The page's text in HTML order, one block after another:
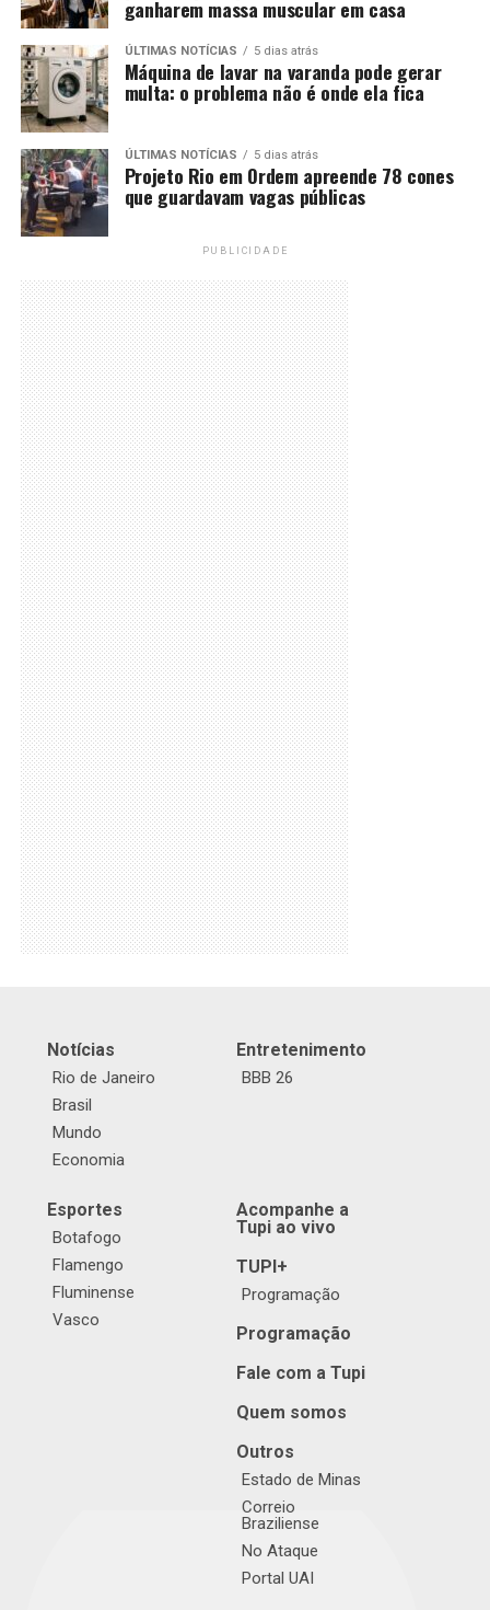
ganharem massa muscular em casa
ÚLTIMAS NOTÍCIAS 5 dias atrás
Máquina de lavar na varanda pode gerar
multa: o problema não é onde ela fica
ÚLTIMAS NOTÍCIAS 5 dias atrás
Projeto Rio em Ordem apreende 78 cones
que guardavam vagas públicas
PUBLICIDADE
Notícias
Rio de Janeiro
Brasil
Mundo
Economia
Entretenimento
BBB 26
Esportes
Botafogo
Flamengo
Fluminense
Vasco
Acompanhe a
Tupi ao vivo
TUPI+
Programação
Programação
Fale com a Tupi
Quem somos
Outros
Estado de Minas
Correio
Braziliense
No Ataque
Portal UAI